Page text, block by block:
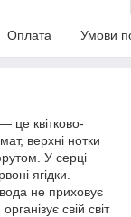
Оплата Умови
це квітково-
верхні нотки
У серці
ягідки.
не приховує
свій світ